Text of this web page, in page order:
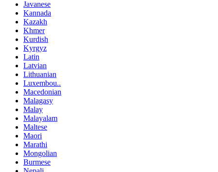
Javanese
Kannada
Kazakh
Khmer
Kurdish
Kyrgyz
Latin
Latvian
Lithuanian
Luxembou..
Macedonian
Malagasy
Malay
Malayalam
Maltese
Maori
Marathi
Mongolian
Burmese